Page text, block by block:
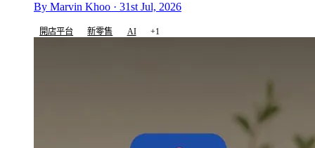
By Marvin Khoo · 31st Jul, 2026
開店平台 新零售 AI +1